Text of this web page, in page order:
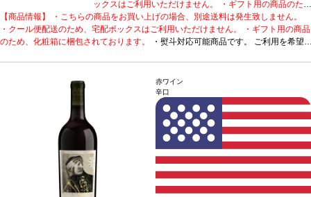
ックスはご利用いただけません。 ・ギフト用の商品のた
め、化粧箱に梱包されております。 ・熨斗対応可能商品
です。 ご利用を希望される場合、ご注文時コメント欄に
熨斗をご希望の旨と「結び・上部表書き内容・下部のお名
熨斗をご希望の場合、作成作業のため最短日出荷はお承り
致しかねます。 必ず最短日から+1日後より配送指定日を
ご選択ください。 もし最短日を選択された場合は、指定
日翌日の配送となります。ご了承ください。 ・下記ワイ
ンが1本含まれています。柑橘系のフレーバーが広がる、
すっきりとしたテイスト。メナージュ・ア・トロワ サブ
ライム ソーヴィニヨン・ブラン (2024) 受賞歴テイスティ
ング・パネル 90ポイント！テイスティングノート鮮や
かに輝く色調。太陽の輝きをピュアに放ち、クラシックな
ソーヴィニヨン・ブランを爽やかに表現し、白桃とピリッ
【商品情報】 ・こちらの商品をお買い上げの場合、別途送料は発生致しません。
・クール便配送のため、宅配ボックスはご利用いただけません。 ・ギフト用の商品
のため、化粧箱に梱包されております。
・熨斗対応可能商品です。 ご利用を希望
のうえ「無地熨斗」とご記載ください。 ※熨斗をご希望の場合、作成作業のため最
短日出荷はお承り致しかねます。 必ず最短日から+1日後より配送指定日をご選択
ください。 もし最短日を選択された場合は、指定日翌日の配送となります。ご了承
ください。 ・下記ワインが1本含まれています。
っきりとしたテイスト。メナージュ・ア・トロワ サブライム ソーヴィニヨン・ブ
受賞歴 テイスティング・パネル 90ポイント！テイスティングノート
鮮やかに輝く色調。太陽の輝きをピュアに放ち、クラシックなソーヴィニヨン・ブ
ランを爽やかに表現し、白桃とピリッとしたグレープフルーツの繊細な芳香を伴
う。口に含むと、ジューシーな青リンゴがエキゾチックなコブミカン、レモングラ
ス、パッションフルーツの風味と混ざり合い、心地よくすっきりとして爽やかな酸
赤ワイン
辛口